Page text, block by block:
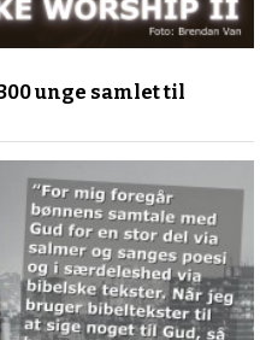
unge samlet til